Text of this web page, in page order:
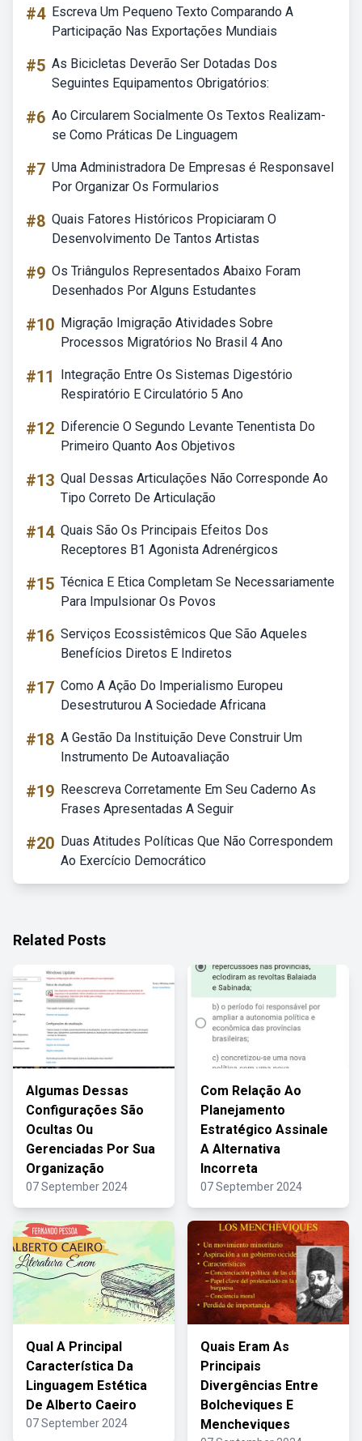
#4 Escreva Um Pequeno Texto Comparando A
Participação Nas Exportações Mundiais
#5 As Bicicletas Deverão Ser Dotadas Dos
Seguintes Equipamentos Obrigatórios:
#6 Ao Circularem Socialmente Os Textos Realizam-
se Como Práticas De Linguagem
#7 Uma Administradora De Empresas é Responsavel
Por Organizar Os Formularios
#8 Quais Fatores Históricos Propiciaram O
Desenvolvimento De Tantos Artistas
#9 Os Triângulos Representados Abaixo Foram
Desenhados Por Alguns Estudantes
#10 Migração Imigração Atividades Sobre
Processos Migratórios No Brasil 4 Ano
#11
Integração Entre Os Sistemas Digestório
Respiratório E Circulatório 5 Ano
#12 Diferencie O Segundo Levante Tenentista Do
Primeiro Quanto Aos Objetivos
#13 Qual Dessas Articulações Não Corresponde Ao
Tipo Correto De Articulação
#14 Quais São Os Principais Efeitos Dos
Receptores B1 Agonista Adrenérgicos
#15 Técnica E Etica Completam Se Necessariamente
Para Impulsionar Os Povos
#16 Serviços Ecossistêmicos Que São Aqueles
Benefícios Diretos E Indiretos
#17 Como A Ação Do Imperialismo Europeu
Desestruturou A Sociedade Africana
#18 A Gestão Da Instituição Deve Construir Um
Instrumento De Autoavaliação
#19 Reescreva Corretamente Em Seu Caderno As
Frases Apresentadas A Seguir
#20 Duas Atitudes Políticas Que Não Correspondem
Ao Exercício Democrático
Related Posts
Algumas Dessas
Configurações São
Ocultas Ou
Gerenciadas Por Sua
Organização
07 September 2024
Com Relação Ao
Planejamento
Estratégico Assinale
A Alternativa
Incorreta
07 September 2024
Qual A Principal
Característica Da
Linguagem Estética
De Alberto Caeiro
07 September 2024
Quais Eram As
Principais
Divergências Entre
Bolcheviques E
Mencheviques